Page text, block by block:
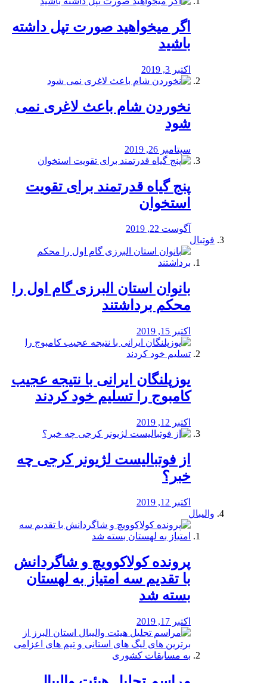
اگر میخواهید صورت تپل داشته
باشید
اکتبر 3, 2019
نخوردن شام باعث لاغری نمی
‌شود
سپتامبر 26, 2019
پنج گیاه قدرتمند برای تقویت
استخوان
آگوست 22, 2019
فوتبال
بانوان استان البرزی گام اول را
محكم برداشتند
اکتبر 15, 2019
یوزپلنگان ایرانی با نتیجه عجیب
کامبوج را تسلیم خود کردند
اکتبر 12, 2019
از فوتبالیست لژیونر کرجی چه
خبر؟
اکتبر 12, 2019
والیبال
پرونده کولاکوویچ و شاگردانش
با تقدیم سه امتیاز به لهستان
بسته شد
اکتبر 17, 2019